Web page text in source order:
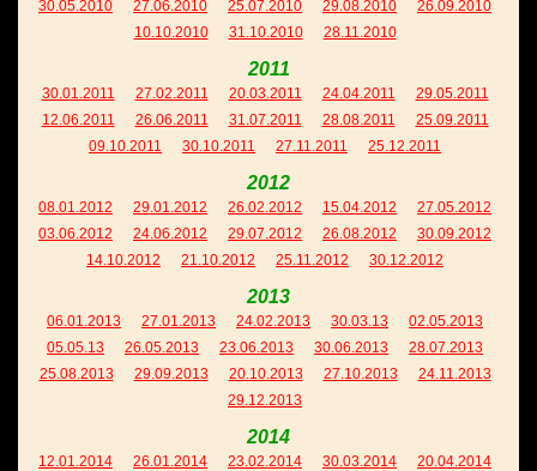
30.05.2010
27.06.2010 25.07.2010 29.08.2010
26.09.2010
10.10.2010
31.10.2010 28.11.2010
2011
30.01.2011 27.02.2011 20.03.2011 24.04.2011
29.05.2011
12.06.2011
26.06.2011 31.07.2011 28.08.2011
25.09.2011
09.10.2011
30.10.2011 27.11.2011 25.12.2011
2012
08.01.2012 29.01.2012 26.02.2012 15.04.2012
27.05.2012
03.06.2012
24.06.2012 29.07.2012 26.08.2012
30.09.2012
14.10.2012
21.10.2012 25.11.2012 30.12.2012
2013
06.01.2013 27.01.2013 24.02.2013 30.03.13
02.05.2013
05.05.13
26.05.2013 23.06.2013 30.06.2013
28.07.2013
25.08.2013
29.09.2013 20.10.2013 27.10.2013
24.11.2013
29.12.2013
2014
12.01.2014 26.01.2014 23.02.2014 30.03.2014
20.04.2014